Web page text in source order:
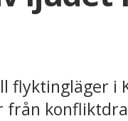
flyktingläger i
från